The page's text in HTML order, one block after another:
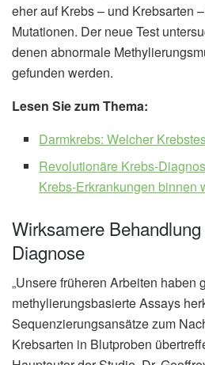
eher auf Krebs – und Krebsarten
Mutationen. Der neue Test
denen abnormale
gefunden werden.
Lesen Sie zum Thema:
Darmkrebs: Welcher
Revolutionäre Krebs-
Krebs-Erkrankungen binnen
Wirksamere
Diagnose
„Unsere früheren Arbeiten haben
methylierungsbasierte Assays
Sequenzierungsansätze zum
Krebsarten in Blutproben